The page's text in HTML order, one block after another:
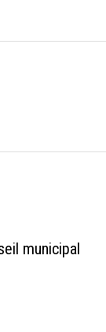
municipal